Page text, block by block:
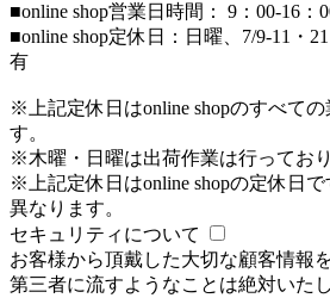
■online shop営業日時間： 9：00-16：
■online shop定休日：日曜、7/9-11・
有
※上記定休日はonline shopのすべて
す。
※木曜・日曜は出荷作業は行っており
※上記定休日はonline shopの定休日
異なります。
セキュリティについて
お客様から頂戴した大切な顧客情報
第三者に流すようなことは絶対いた